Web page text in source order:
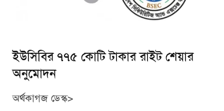
ইউসিবির ৭৭৫ কোটি টাকার রাইট শেয়ার
অনুমোদন
অর্থকাগজ ডেস্ক>